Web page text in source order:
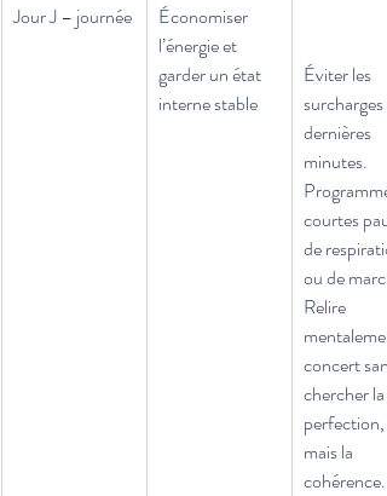
Jour J – journée
Économiser
l’énergie et
garder un état
interne stable
Éviter les
surcharges
dernières
minutes.
courtes
de
ou de
Relire
concert sans
chercher la
perfection,
mais la
cohérence.